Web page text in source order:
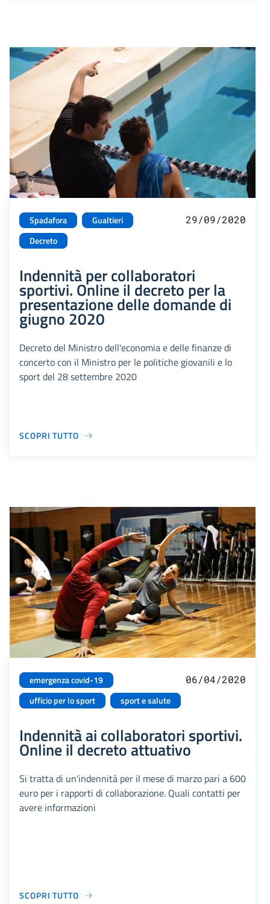
Spadafora
Gualtieri
Decreto
29/09/2020
Indennità per collaboratori
sportivi. Online il decreto per la
presentazione delle domande di
giugno 2020
Decreto del Ministro dell'economia e delle finanze di
concerto con il Ministro per le politiche giovanili e lo
sport del 28 settembre 2020
SCOPRI TUTTO
emergenza covid-19
ufficio per lo sport
sport e salute
06/04/2020
Indennità ai collaboratori sportivi.
Online il decreto attuativo
Si tratta di un'indennità per il mese di marzo pari a 600
euro per i rapporti di collaborazione. Quali contatti per
avere informazioni
SCOPRI TUTTO